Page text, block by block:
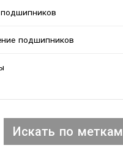
подшипников
подшипников
Искать по меткам